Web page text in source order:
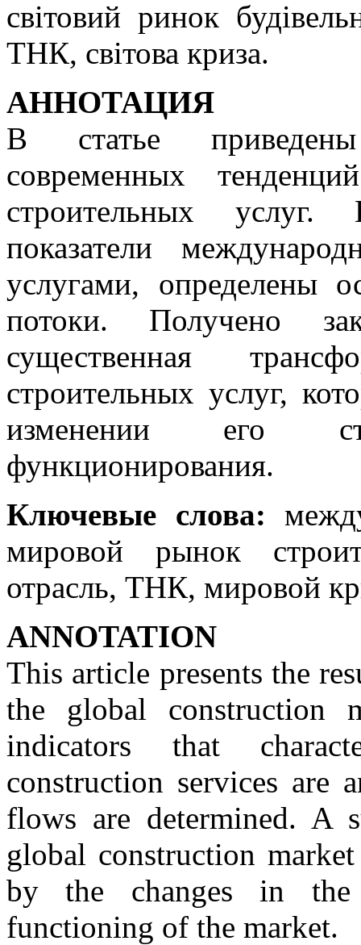
світовий ринок
ТНК, світова криза.
АННОТАЦИЯ
В статье приведены
современных
строительных услуг.
показатели
услугами, определены
потоки. Получено
существенная
строительных услуг,
изменении его
функционирования.
Ключевые слова:
мировой рынок
отрасль, ТНК, мировой
АNNOTATION
This article presents the
the global construction
indicators that
construction services are
flows are determined. A
global construction
by the changes in the
functioning of the market.